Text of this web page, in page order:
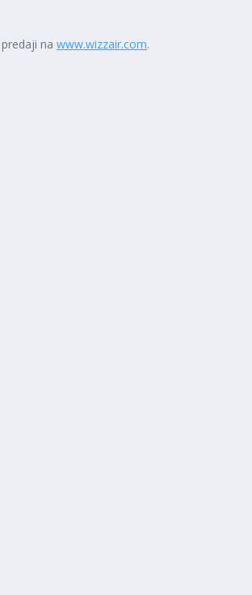
na www.wizzair.com.